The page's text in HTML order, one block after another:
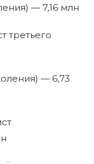
— 7,16 млн
третьего
— 6,73